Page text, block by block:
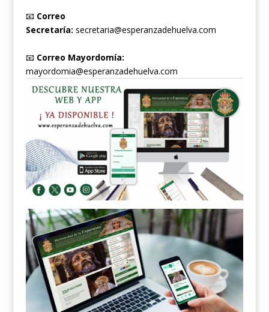
📧 Correo
Secretaría: secretaria@esperanzadehuelva.com
📧 Correo Mayordomía:
mayordomia@esperanzadehuelva.com